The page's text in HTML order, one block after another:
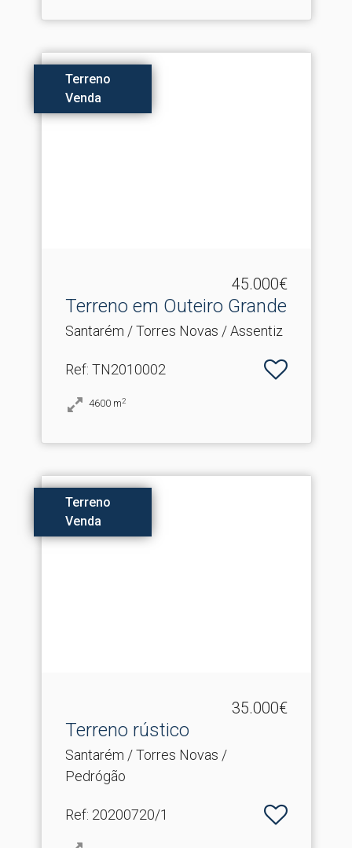
Terreno
Venda
45.000€
Terreno em Outeiro Grande
Santarém / Torres Novas / Assentiz
Ref: TN2010002
4600 m2
Terreno
Venda
35.000€
Terreno rústico
Santarém / Torres Novas /
Pedrógão
Ref: 20200720/1